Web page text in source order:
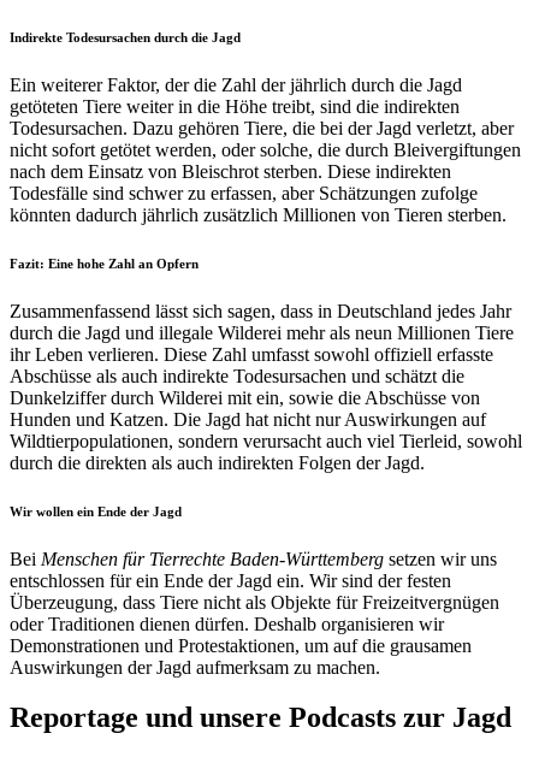
Indirekte Todesursachen durch die Jagd
Ein weiterer Faktor, der die Zahl der jährlich durch die Jagd
getöteten Tiere weiter in die Höhe treibt, sind die indirekten
Todesursachen. Dazu gehören Tiere, die bei der Jagd verletzt, aber
nicht sofort getötet werden, oder solche, die durch Bleivergiftungen
nach dem Einsatz von Bleischrot sterben. Diese indirekten
Todesfälle sind schwer zu erfassen, aber Schätzungen zufolge
könnten dadurch jährlich zusätzlich Millionen von Tieren sterben.
Fazit: Eine hohe Zahl an Opfern
Zusammenfassend lässt sich sagen, dass in Deutschland jedes Jahr
durch die Jagd und illegale Wilderei mehr als neun Millionen Tiere
ihr Leben verlieren. Diese Zahl umfasst sowohl offiziell erfasste
Abschüsse als auch indirekte Todesursachen und schätzt die
Dunkelziffer durch Wilderei mit ein, sowie die Abschüsse von
Hunden und Katzen. Die Jagd hat nicht nur Auswirkungen auf
Wildtierpopulationen, sondern verursacht auch viel Tierleid, sowohl
durch die direkten als auch indirekten Folgen der Jagd.
Wir wollen ein Ende der Jagd
Bei Menschen für Tierrechte Baden-Württemberg setzen wir uns
entschlossen für ein Ende der Jagd ein. Wir sind der festen
Überzeugung, dass Tiere nicht als Objekte für Freizeitvergnügen
oder Traditionen dienen dürfen. Deshalb organisieren wir
Demonstrationen und Protestaktionen, um auf die grausamen
Auswirkungen der Jagd aufmerksam zu machen.
Reportage und unsere Podcasts zur Jagd